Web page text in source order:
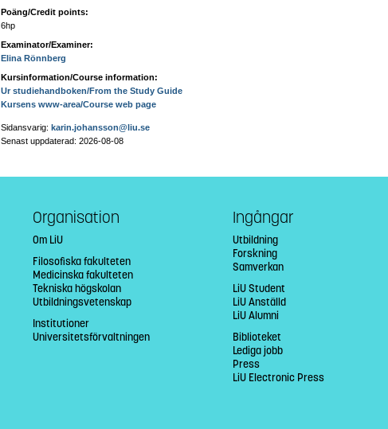
Poäng/Credit points:
6hp
Examinator/Examiner:
Elina Rönnberg
Kursinformation/Course information:
Ur studiehandboken/From the Study Guide
Kursens www-area/Course web page
Sidansvarig:karin.johansson@liu.se
Senast uppdaterad: 2026-08-08
Organisation
Om LiU
Filosofiska fakulteten
Medicinska fakulteten
Tekniska högskolan
Utbildningsvetenskap
Institutioner
Universitetsförvaltningen
Ingångar
Utbildning
Forskning
Samverkan
LiU Student
LiU Anställd
LiU Alumni
Biblioteket
Lediga jobb
Press
LiU Electronic Press